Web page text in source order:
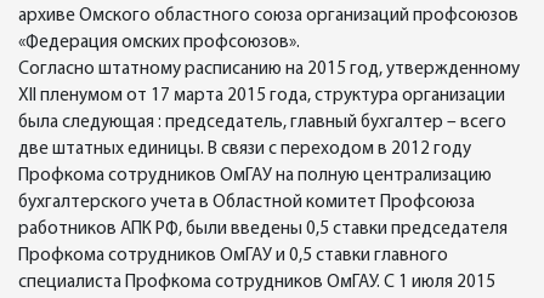
архиве Омского областного союза организаций профсоюзов
«Федерация омских профсоюзов».
Согласно штатному расписанию на 2015 год, утвержденному
ХII пленумом от 17 марта 2015 года, структура организации
была следующая : председатель, главный бухгалтер – всего
две штатных единицы. В связи с переходом в 2012 году
Профкома сотрудников ОмГАУ на полную централизацию
бухгалтерского учета в Областной комитет Профсоюза
работников АПК РФ, были введены 0,5 ставки председателя
Профкома сотрудников ОмГАУ и 0,5 ставки главного
специалиста Профкома сотрудников ОмГАУ. С 1 июля 2015